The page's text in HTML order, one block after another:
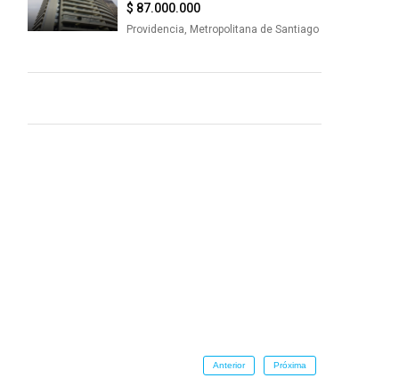
$ 87.000.000
Providencia, Metropolitana de Santiago
Anterior Próxima